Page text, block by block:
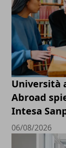
Università
Abroad
Intesa
06/08/2026